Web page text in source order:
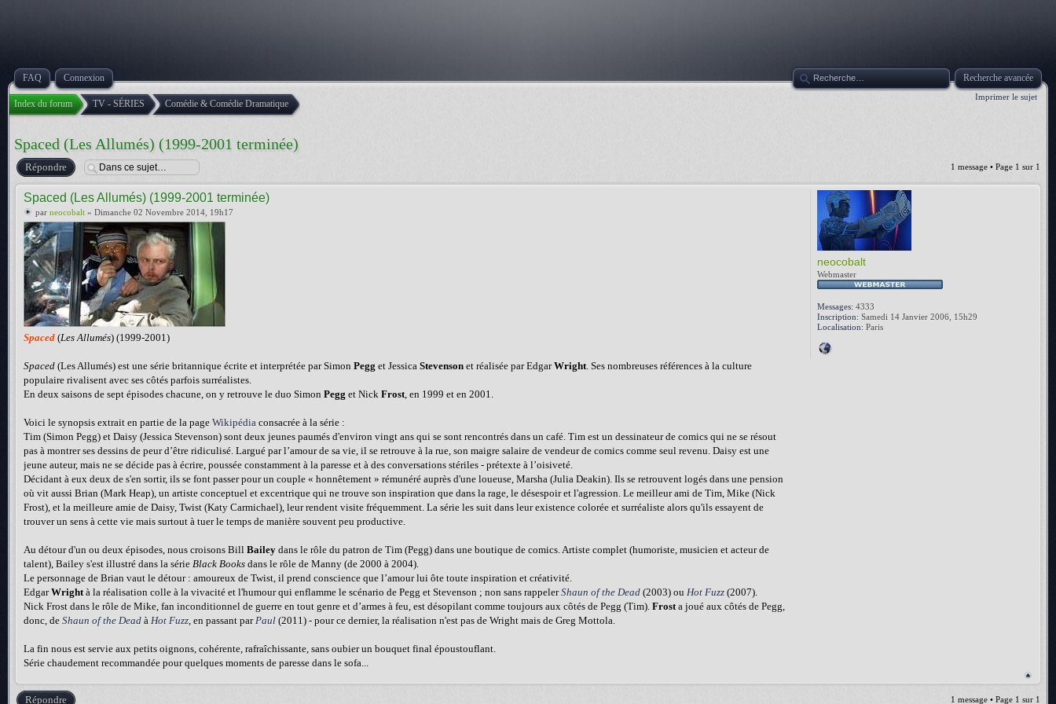
FAQ Connexion Recherche avancée
Imprimer le sujet
Index du forum TV - SÉRIES Comédie & Comédie Dramatique
Spaced (Les Allumés) (1999-2001 terminée)
Répondre 1 message • Page 1 sur 1
Spaced (Les Allumés) (1999-2001 terminée)
par neocobalt » Dimanche 02 Novembre 2014, 19h17
Spaced (Les Allumés) (1999-2001)
Spaced (Les Allumés) est une série britannique écrite et interprétée par Simon Pegg et Jessica Stevenson et réalisée par EdgarWright. Ses nombreuses références à la culture
populaire rivalisent avec ses côtés parfois surréalistes.
En deux saisons de sept épisodes chacune, on y retrouve le duo Simon Pegg et Nick Frost, en 1999 et en 2001.
Voici le synopsis extrait en partie de la page Wikipédia consacrée à la série :
Tim (Simon Pegg) et Daisy (Jessica Stevenson) sont deux jeunes paumés d'environ vingt ans qui se sont rencontrés dans un café. Tim est un dessinateur de comics qui ne se résout
pas à montrer ses dessins de peur d’être ridiculisé. Largué par l’amour de sa vie, il se retrouve à la rue, son maigre salaire de vendeur de comics comme seul revenu. Daisy est une
jeune auteur, mais ne se décide pas à écrire, poussée constamment à la paresse et à des conversations stériles - prétexte à l’oisiveté.
Décidant à eux deux de s'en sortir, ils se font passer pour un couple « honnêtement » rémunéré auprès d'une loueuse, Marsha (Julia Deakin). Ils se retrouvent logés dans une pension
où vit aussi Brian (Mark Heap), un artiste conceptuel et excentrique qui ne trouve son inspiration que dans la rage, le désespoir et l'agression. Le meilleur ami de Tim, Mike (Nick
Frost), et la meilleure amie de Daisy, Twist (Katy Carmichael), leur rendent visite fréquemment. La série les suit dans leur existence colorée et surréaliste alors qu'ils essayent de
trouver un sens à cette vie mais surtout à tuer le temps de manière souvent peu productive.
Au détour d'un ou deux épisodes, nous croisons Bill Bailey dans le rôle du patron de Tim (Pegg) dans une boutique de comics. Artiste complet (humoriste, musicien et acteur de
talent), Bailey s'est illustré dans la série Black Books dans le rôle de Manny (de 2000 à 2004).
Le personnage de Brian vaut le détour : amoureux de Twist, il prend conscience que l’amour lui ôte toute inspiration et créativité.
EdgarWrightà la réalisation colle à la vivacité et l'humour qui enflamme le scénario de Pegg et Stevenson ; non sans rappelerShaun of the Dead (2003) ou Hot Fuzz (2007).
Nick Frost dans le rôle de Mike, fan inconditionnel de guerre en tout genre et d’armes à feu, est désopilant comme toujours aux côtés de Pegg (Tim). Frosta joué aux côtés de Pegg,
donc, de Shaun of the Dead à Hot Fuzz, en passant parPaul (2011) - pour ce dernier, la réalisation n'est pas de Wright mais de Greg Mottola.
La fin nous est servie aux petits oignons, cohérente, rafraîchissante, sans oubier un bouquet final époustouflant.
Série chaudement recommandée pour quelques moments de paresse dans le sofa...
neocobalt
Webmaster
Messages: 4333
Inscription: Samedi 14 Janvier 2006, 15h29
Localisation: Paris
Répondre 1 message • Page 1 sur 1